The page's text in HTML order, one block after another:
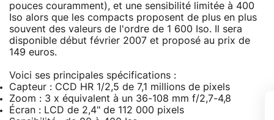
pouces couramment), et une sensibilité limitée à 400
Iso alors que les compacts proposent de plus en plus
souvent des valeurs de l'ordre de 1 600 Iso. Il sera
disponible début février 2007 et proposé au prix de
149 euros.
Voici ses principales spécifications :
Capteur : CCD HR 1/2,5 de 7,1 millions de pixels
Zoom : 3 x équivalent à un 36-108 mm f/2,7-4,8
Écran : LCD de 2,4" de 112 000 pixels